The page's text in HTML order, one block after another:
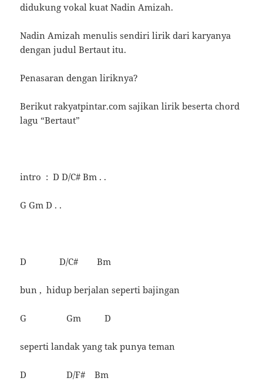
didukung vokal kuat Nadin Amizah.
Nadin Amizah menulis sendiri lirik dari karyanya
dengan judul Bertaut itu.
Penasaran dengan liriknya?
Berikut rakyatpintar.com sajikan lirik beserta chord
lagu “Bertaut”
intro : D D/C# Bm . .
G Gm D . .
D D/C# Bm
bun , hidup berjalan seperti bajingan
G Gm D
seperti landak yang tak punya teman
D D/F# Bm